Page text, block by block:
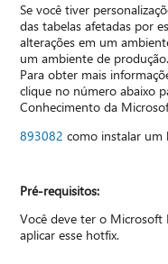
Se você tiver
das tabelas afetadas por
alterações em um
um ambiente de produção.
Para obter mais
clique no número abaixo
Conhecimento da
893082 como instalar um
Pré-requisitos:
Você deve ter o Microsoft
aplicar esse hotfix.